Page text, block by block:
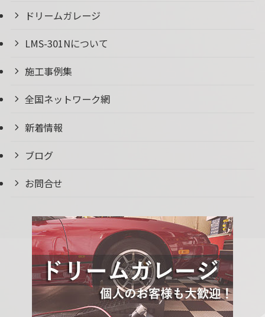
ドリームガレージ
LMS-301Nについて
施工事例集
全国ネットワーク網
新着情報
ブログ
お問合せ